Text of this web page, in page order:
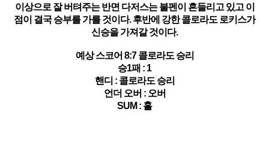
이상으로 잘 버텨주는 반면 다저스는 불펜이 흔들리고 있고 이
점이 결국 승부를 가를 것이다. 후반에 강한 콜로라도 로키스가
신승을 가져갈 것이다.
예상 스코어 8:7 콜로라도 승리
승1패 : 1
핸디 : 콜로라도 승리
언더 오버 : 오버
SUM : 홀